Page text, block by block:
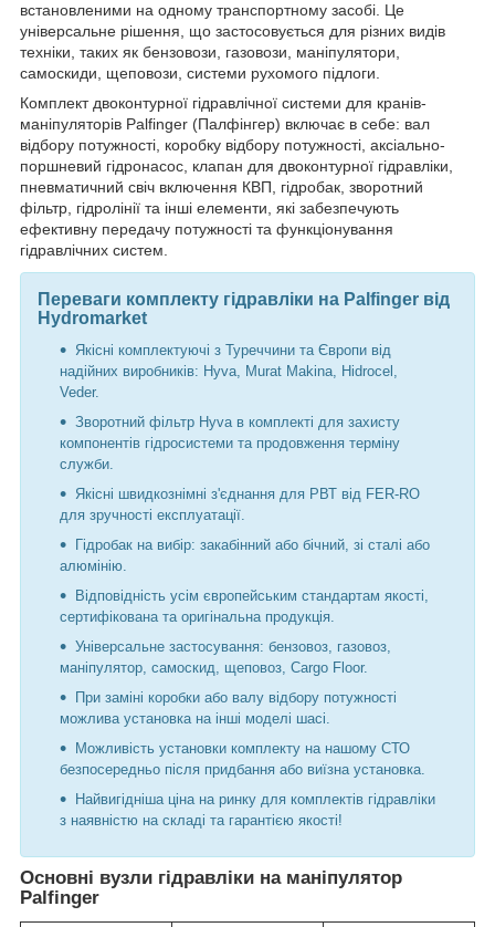
встановленими на одному транспортному засобі. Це
універсальне рішення, що застосовується для різних видів
техніки, таких як бензовози, газовози, маніпулятори,
самоскиди, щеповози, системи рухомого підлоги.
Комплект двоконтурної гідравлічної системи для кранів-
маніпуляторів Palfinger (Палфінгер) включає в себе: вал
відбору потужності, коробку відбору потужності, аксіально-
поршневий гідронасос, клапан для двоконтурної гідравліки,
пневматичний свіч включення КВП, гідробак, зворотний
фільтр, гідролінії та інші елементи, які забезпечують
ефективну передачу потужності та функціонування
гідравлічних систем.
Переваги комплекту гідравліки на Palfinger від
Hydromarket
Якісні комплектуючі з Туреччини та Європи від
надійних виробників: Hyva, Murat Makina, Hidrocel,
Veder.
Зворотний фільтр Hyva в комплекті для захисту
компонентів гідросистеми та продовження терміну
служби.
Якісні швидкознімні з'єднання для РВТ від FER-RO
для зручності експлуатації.
Гідробак на вибір: закабінний або бічний, зі сталі або
алюмінію.
Відповідність усім європейським стандартам якості,
сертифікована та оригінальна продукція.
Універсальне застосування: бензовоз, газовоз,
маніпулятор, самоскид, щеповоз, Cargo Floor.
При заміні коробки або валу відбору потужності
можлива установка на інші моделі шасі.
Можливість установки комплекту на нашому СТО
безпосередньо після придбання або виїзна установка.
Найвигідніша ціна на ринку для комплектів гідравліки
з наявністю на складі та гарантією якості!
Основні вузли гідравліки на маніпулятор
Palfinger